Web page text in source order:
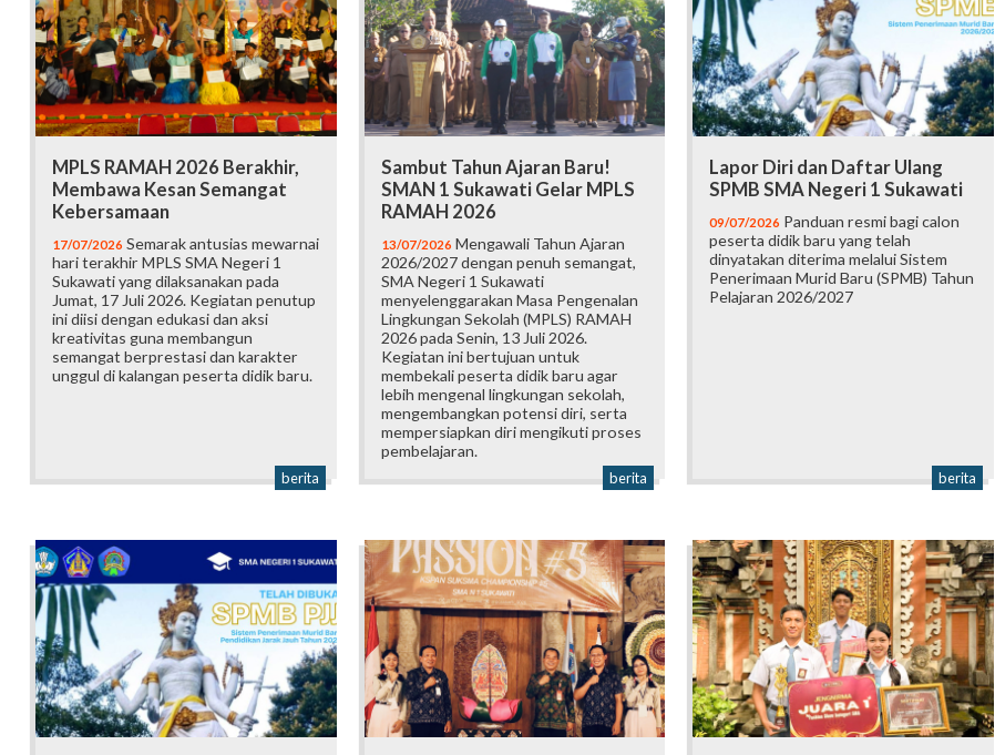
MPLS RAMAH 2026 Berakhir,
Membawa Kesan Semangat
Kebersamaan
17/07/2026 Semarak antusias mewarnai
hari terakhir MPLS SMA Negeri 1
Sukawati yang dilaksanakan pada
Jumat, 17 Juli 2026. Kegiatan penutup
ini diisi dengan edukasi dan aksi
kreativitas guna membangun
semangat berprestasi dan karakter
unggul di kalangan peserta didik baru.
berita
Sambut Tahun Ajaran Baru!
SMAN 1 Sukawati Gelar MPLS
RAMAH 2026
13/07/2026 Mengawali Tahun Ajaran
2026/2027 dengan penuh semangat,
SMA Negeri 1 Sukawati
menyelenggarakan Masa Pengenalan
Lingkungan Sekolah (MPLS) RAMAH
2026 pada Senin, 13 Juli 2026.
Kegiatan ini bertujuan untuk
membekali peserta didik baru agar
lebih mengenal lingkungan sekolah,
mengembangkan potensi diri, serta
mempersiapkan diri mengikuti proses
pembelajaran.
berita
Lapor Diri dan Daftar Ulang
SPMB SMA Negeri 1 Sukawati
09/07/2026 Panduan resmi bagi calon
peserta didik baru yang telah
dinyatakan diterima melalui Sistem
Penerimaan Murid Baru (SPMB) Tahun
Pelajaran 2026/2027
berita